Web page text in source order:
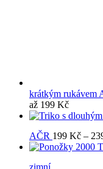
krátkým rukávem
až 199 Kč
AČR 199 Kč –
zimní